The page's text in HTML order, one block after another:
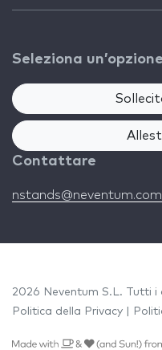
Seleziona un’opzione
Contattare
nstands@neventum.com
2026 Neventum S.L. Tutti i
Politica della Privacy